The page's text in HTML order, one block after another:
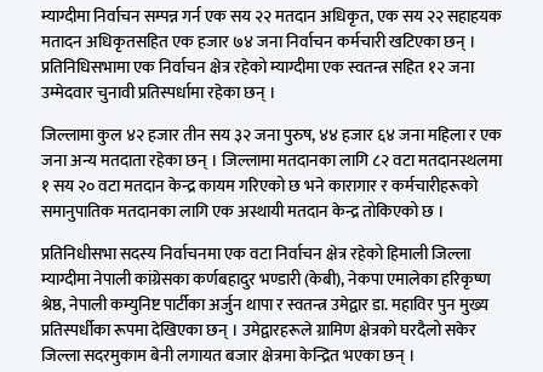
म्याग्दीमा निर्वाचन सम्पन्न गर्न एक सय २२ मतदान अधिकृत, एक सय २२ सहाहयक
मतादन अधिकृतसहित एक हजार ७४ जना निर्वाचन कर्मचारी खटिएका छन् ।
प्रतिनिधिसभामा एक निर्वाचन क्षेत्र रहेको म्याग्दीमा एक स्वतन्त्र सहित १२ जना
उम्मेदवार चुनावी प्रतिस्पर्धामा रहेका छन् ।
जिल्लामा कुल ४२ हजार तीन सय ३२ जना पुरुष, ४४ हजार ६४ जना महिला र एक
जना अन्य मतदाता रहेका छन् । जिल्लामा मतदानका लागि ८२ वटा मतदानस्थलमा
१ सय २० वटा मतदान केन्द्र कायम गरिएको छ भने कारागार र कर्मचारीहरूको
समानुपातिक मतदानका लागि एक अस्थायी मतदान केन्द्र तोकिएको छ ।
प्रतिनिधीसभा सदस्य निर्वाचनमा एक वटा निर्वाचन क्षेत्र रहेको हिमाली जिल्ला
म्याग्दीमा नेपाली कांग्रेसका कर्णबहादुर भण्डारी (केबी), नेकपा एमालेका हरिकृष्ण
श्रेष्ठ, नेपाली कम्युनिष्ट पार्टीका अर्जुन थापा र स्वतन्त्र उमेद्वार डा. महाविर पुन मुख्य
प्रतिस्पर्धीका रूपमा देखिएका छन् । उमेद्वारहरूले ग्रामिण क्षेत्रको घरदैलो सकेर
जिल्ला सदरमुकाम बेनी लगायत बजार क्षेत्रमा केन्द्रित भएका छन् ।